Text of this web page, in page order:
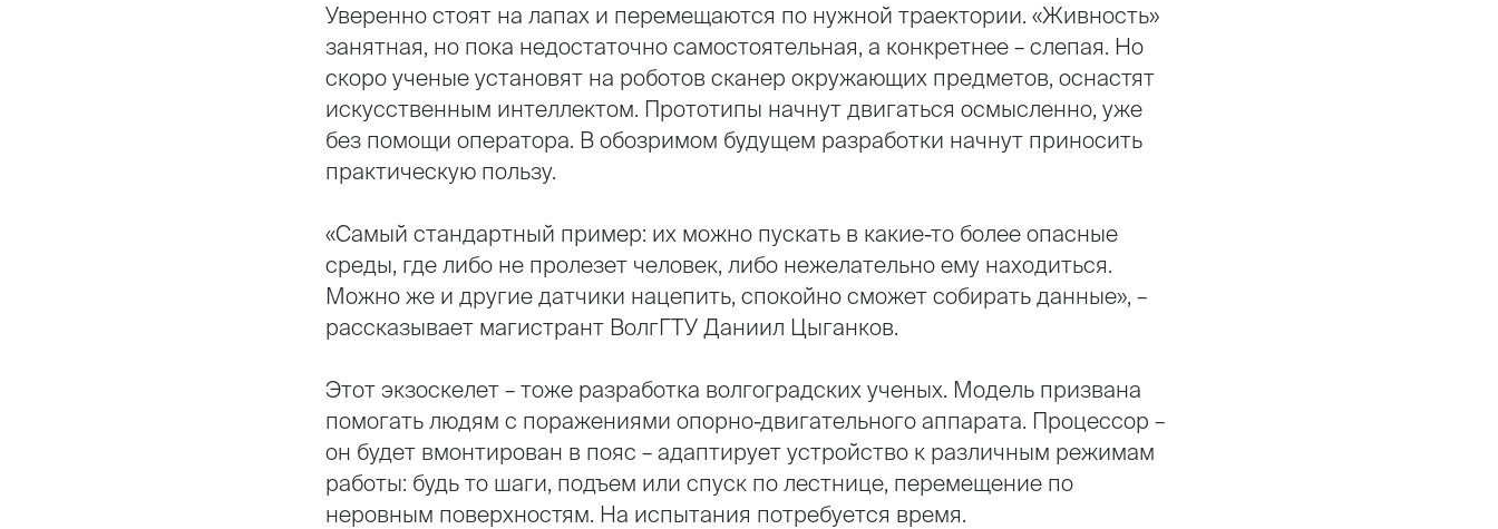
Уверенно стоят на лапах и перемещаются по нужной траектории. «Живность»
занятная, но пока недостаточно самостоятельная, а конкретнее – слепая. Но
скоро ученые установят на роботов сканер окружающих предметов, оснастят
искусственным интеллектом. Прототипы начнут двигаться осмысленно, уже
без помощи оператора. В обозримом будущем разработки начнут приносить
практическую пользу.
«Самый стандартный пример: их можно пускать в какие-то более опасные
среды, где либо не пролезет человек, либо нежелательно ему находиться.
Можно же и другие датчики нацепить, спокойно сможет собирать данные», –
рассказывает магистрант ВолгГТУ Даниил Цыганков.
Этот экзоскелет – тоже разработка волгоградских ученых. Модель призвана
помогать людям с поражениями опорно-двигательного аппарата. Процессор –
он будет вмонтирован в пояс – адаптирует устройство к различным режимам
работы: будь то шаги, подъем или спуск по лестнице, перемещение по
неровным поверхностям. На испытания потребуется время.